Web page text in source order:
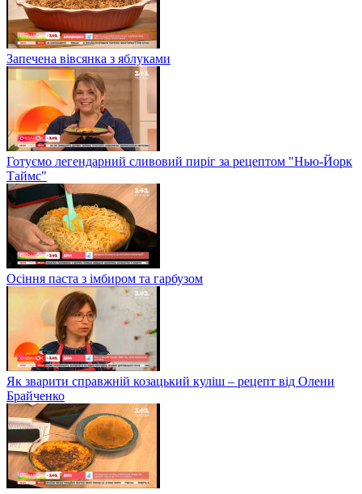
Запечена вівсянка з яблуками
Готуємо легендарний сливовий пиріг за рецептом "Нью-Йорк
Таймс"
Осіння паста з імбиром та гарбузом
Як зварити справжній козацький куліш – рецепт від Олени
Брайченко